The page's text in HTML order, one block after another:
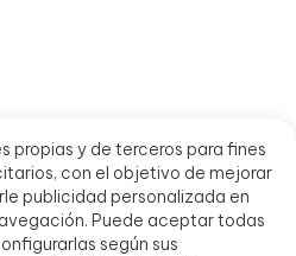
propias y de terceros para fines
con el objetivo de mejorar
publicidad personalizada en
Puede aceptar todas
según sus